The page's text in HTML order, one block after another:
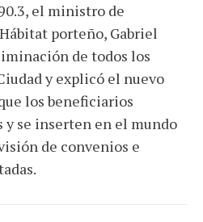
el ministro de
porteño, Gabriel
de todos los
y explicó el nuevo
los beneficiarios
se inserten en el mundo
de convenios e